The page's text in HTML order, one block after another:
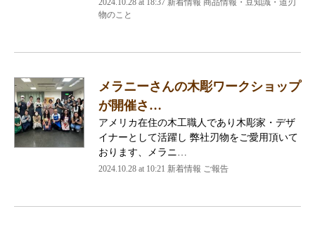
2024.10.28 at 18:37 新着情報 商品情報・豆知識・道刃
物のこと
メラニーさんの木彫ワークショップ
が開催さ…
アメリカ在住の木工職人であり木彫家・デザ
イナーとして活躍し 弊社刃物をご愛用頂いて
おります、メラニ…
2024.10.28 at 10:21 新着情報 ご報告